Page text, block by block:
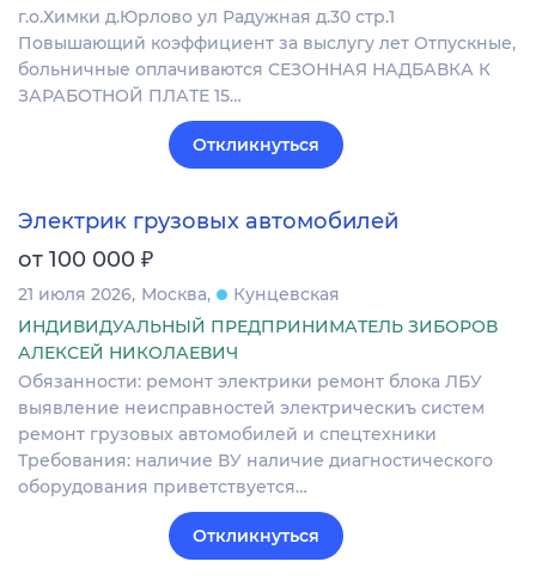
г.о.Химки д.Юрлово ул Радужная д.30 стр.1
Повышающий коэффициент за выслугу лет Отпускные,
больничные оплачиваются СЕЗОННАЯ НАДБАВКА К
ЗАРАБОТНОЙ ПЛАТЕ 15…
Откликнуться
Электрик грузовых автомобилей
от 100 000 ₽
21 июля 2026 Москва
Кунцевская
ИНДИВИДУАЛЬНЫЙ ПРЕДПРИНИМАТЕЛЬ ЗИБОРОВ
АЛЕКСЕЙ НИКОЛАЕВИЧ
Обязанности: ремонт электрики ремонт блока ЛБУ
выявление неисправностей электрическиъ систем
ремонт грузовых автомобилей и спецтехники
Требования: наличие ВУ наличие диагностического
оборудования приветствуется…
Откликнуться